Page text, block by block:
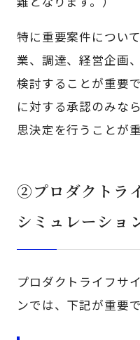
特に重要案件につい
業、調達、経営企画
検討することが重要
に対する承認のみな
思決定を行うことが重
②プロダクトラ
シミュレーショ
プロダクトライフサ
ンでは、下記が重要で